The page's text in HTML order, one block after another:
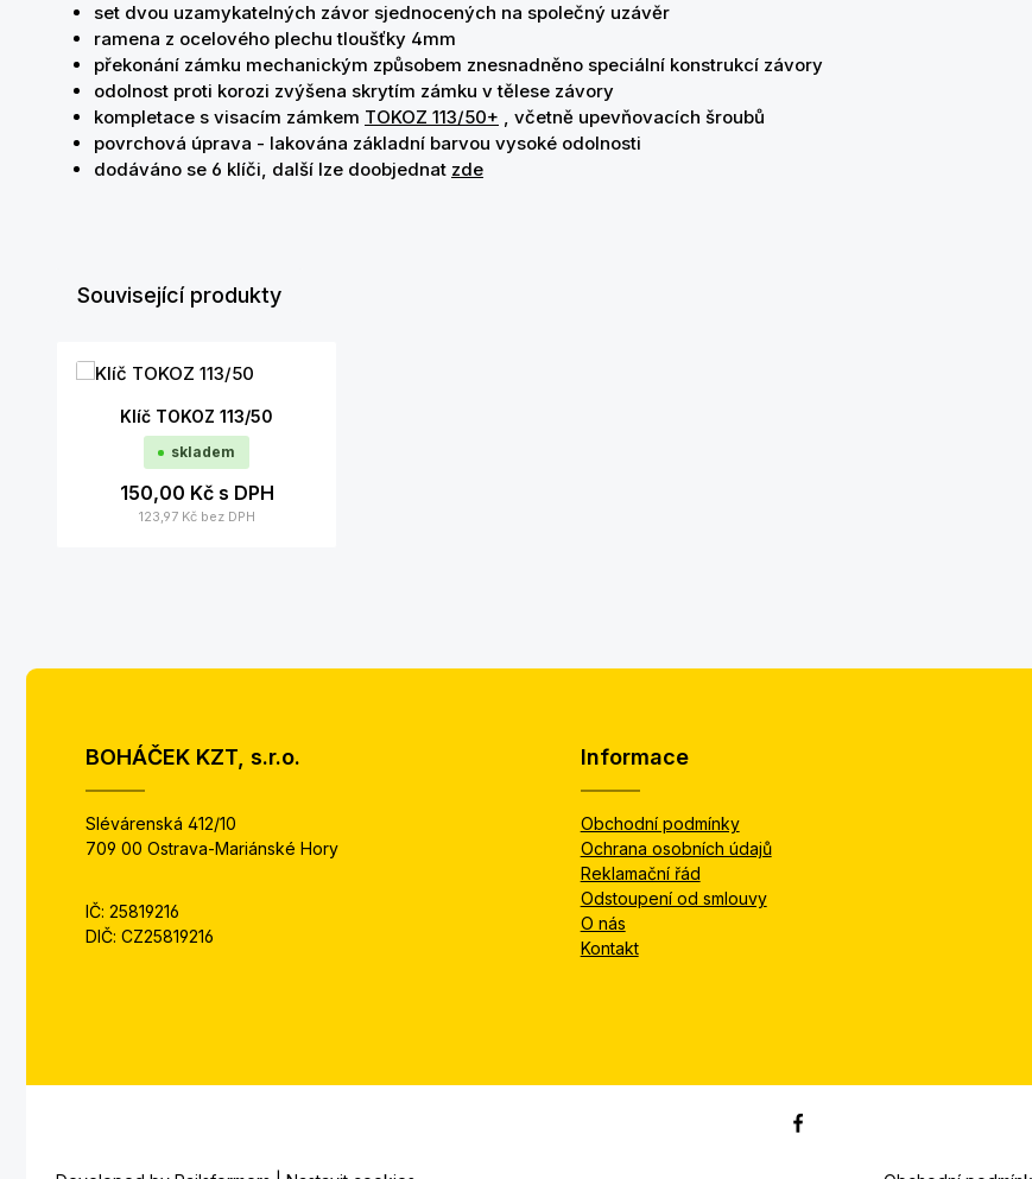
set dvou uzamykatelných závor sjednocených na společný uzávěr
ramena z ocelového plechu tloušťky 4mm
překonání zámku mechanickým způsobem znesnadněno speciální konstrukcí závory
odolnost proti korozi zvýšena skrytím zámku v tělese závory
kompletace s visacím zámkem TOKOZ 113/50+ , včetně upevňovacích šroubů
povrchová úprava - lakována základní barvou vysoké odolnosti
dodáváno se 6 klíči, další lze doobjednat zde
Související produkty
Klíč TOKOZ 113/50
skladem
150,00 Kč s DPH
123,97 Kč bez DPH
BOHÁČEK KZT, s.r.o.
Slévárenská 412/10
709 00 Ostrava-Mariánské Hory
IČ: 25819216
DIČ: CZ25819216
Informace
Obchodní podmínky
Ochrana osobních údajů
Reklamační řád
Odstoupení od smlouvy
O nás
Kontakt